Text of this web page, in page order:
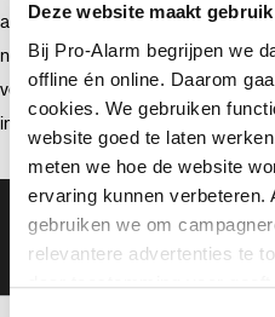
Deze website maakt
Bij Pro-Alarm begrijpen we
offline én online. Daarom
cookies. We gebruiken
website goed te laten
meten we hoe de website
ervaring kunnen verbeteren.
gebruiken we om
relevantere advertenties te
daar toestemming voor
advies (2)
netwerkrecorder (2)
verzending (2)
intercom (2)
Gratis bezorging vanaf €99,-
Gratis retourneren binnen 90
Klanten geven ons een 9.3